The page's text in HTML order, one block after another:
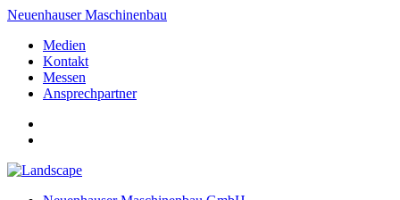
Neuenhauser Maschinenbau
Medien
Kontakt
Messen
Ansprechpartner